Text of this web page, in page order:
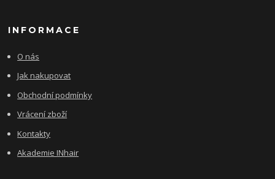
INFORMACE
O nás
Jak nakupovat
Obchodní podmínky
Vrácení zboží
Kontakty
Akademie INhair